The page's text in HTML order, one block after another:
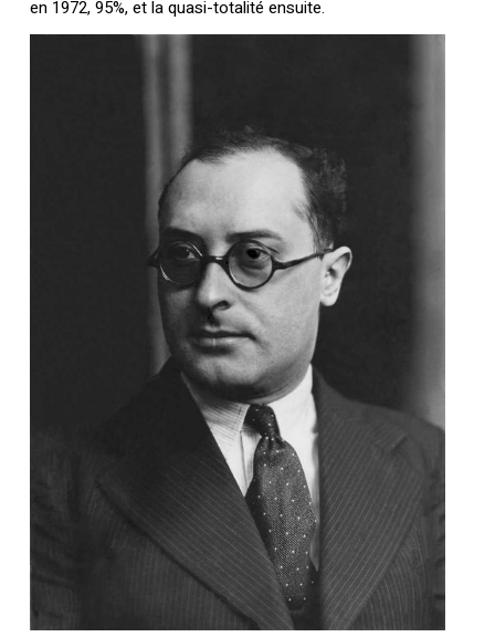
en 1972, 95%, et la quasi-totalité ensuite.